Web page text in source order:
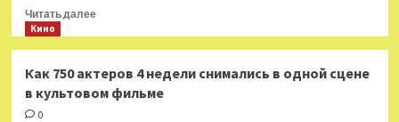
Литературы
Читать далееПрочитать
комедии,
которые
Кино
Как 750 актеров 4 недели снимались в одной сцене
в культовом фильме
0